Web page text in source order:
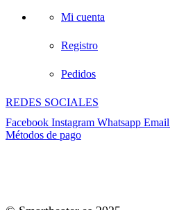
Mi cuenta
Registro
Pedidos
REDES SOCIALES
Facebook Instagram Whatsapp Email
Métodos de pago